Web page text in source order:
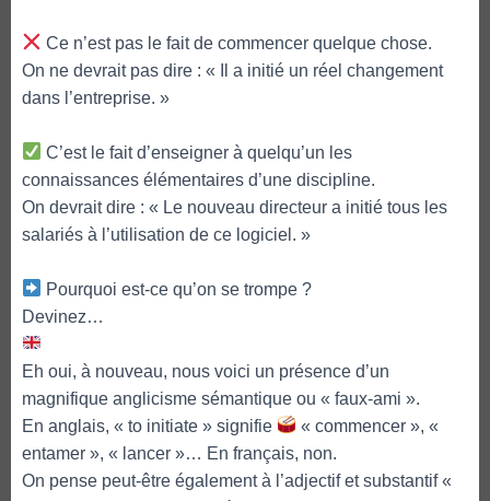
Ce n’est pas le fait de commencer quelque chose.
On ne devrait pas dire : « Il a initié un réel changement
dans l’entreprise. »
C’est le fait d’enseigner à quelqu’un les
connaissances élémentaires d’une discipline.
On devrait dire : « Le nouveau directeur a initié tous les
salariés à l’utilisation de ce logiciel. »
Pourquoi est-ce qu’on se trompe ?
Devinez…
Eh oui, à nouveau, nous voici un présence d’un
magnifique anglicisme sémantique ou « faux-ami ».
En anglais, « to initiate » signifie
« commencer », «
entamer », « lancer »… En français, non.
On pense peut-être également à l’adjectif et substantif «